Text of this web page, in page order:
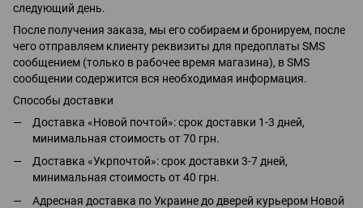
следующий день.
После получения заказа, мы его собираем и бронируем, после
чего отправляем клиенту реквизиты для предоплаты SMS
сообщением (только в рабочее время магазина), в SMS
сообщении содержится вся необходимая информация.
Способы доставки
Доставка «Новой почтой»: срок доставки 1-3 дней,
минимальная стоимость от 70 грн.
Доставка «Укрпочтой»: срок доставки 3-7 дней,
минимальная стоимость от 40 грн.
Адресная доставка по Украине до дверей курьером Новой